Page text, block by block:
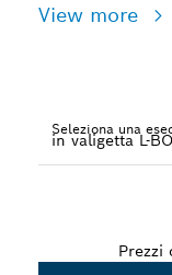
View more
Seleziona una
Prezzi